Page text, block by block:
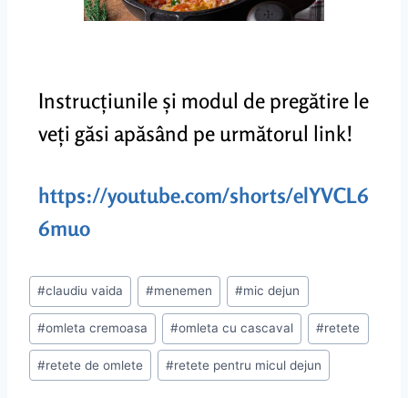
Instrucțiunile și modul de pregătire le
veți găsi apăsând pe următorul link!
https://youtube.com/shorts/elYVCL6
6muo
#claudiu vaida #menemen #mic dejun
#omleta cremoasa #omleta cu cascaval #retete
#retete de omlete #retete pentru micul dejun